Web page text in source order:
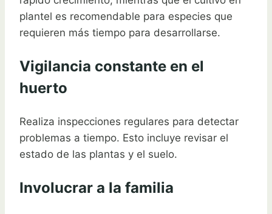
plantel es recomendable para especies que
requieren más tiempo para desarrollarse.
Vigilancia constante en el
huerto
Realiza inspecciones regulares para detectar
problemas a tiempo. Esto incluye revisar el
estado de las plantas y el suelo.
Involucrar a la familia